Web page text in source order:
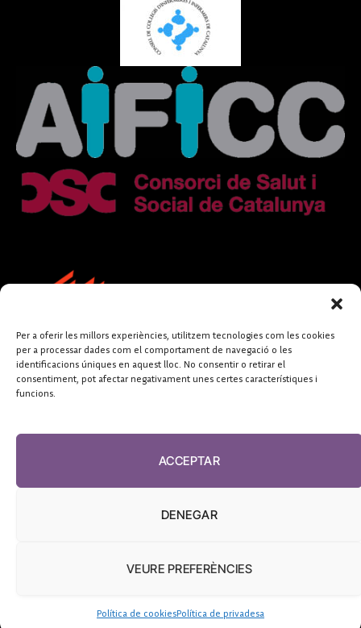
Per a oferir les millors experiències, utilitzem tecnologies com les cookies
per a processar dades com el comportament de navegació o les
identificacions úniques en aquest lloc. No consentir o retirar el
consentiment, pot afectar negativament unes certes característiques i
funcions.
ACCEPTAR
DENEGAR
VEURE PREFERÈNCIES
Política de cookiesPolítica de privadesa
FUNDACIÓ